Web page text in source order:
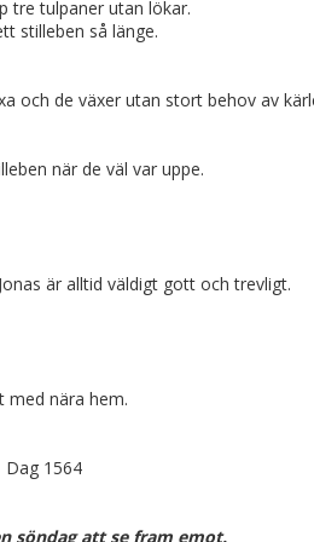
tre tulpaner utan lökar.
stilleben så länge.
och de växer utan stort behov av
när de väl var uppe.
är alltid väldigt gott och trevligt.
med nära hem.
Dag 1564
söndag att se fram emot.